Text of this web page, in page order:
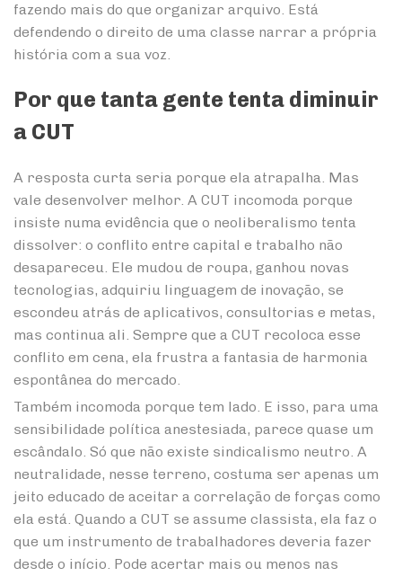
fazendo mais do que organizar arquivo. Está
defendendo o direito de uma classe narrar a própria
história com a sua voz.
Por que tanta gente tenta diminuir
a CUT
A resposta curta seria porque ela atrapalha. Mas
vale desenvolver melhor. A CUT incomoda porque
insiste numa evidência que o neoliberalismo tenta
dissolver: o conflito entre capital e trabalho não
desapareceu. Ele mudou de roupa, ganhou novas
tecnologias, adquiriu linguagem de inovação, se
escondeu atrás de aplicativos, consultorias e metas,
mas continua ali. Sempre que a CUT recoloca esse
conflito em cena, ela frustra a fantasia de harmonia
espontânea do mercado.
Também incomoda porque tem lado. E isso, para uma
sensibilidade política anestesiada, parece quase um
escândalo. Só que não existe sindicalismo neutro. A
neutralidade, nesse terreno, costuma ser apenas um
jeito educado de aceitar a correlação de forças como
ela está. Quando a CUT se assume classista, ela faz o
que um instrumento de trabalhadores deveria fazer
desde o início. Pode acertar mais ou menos nas